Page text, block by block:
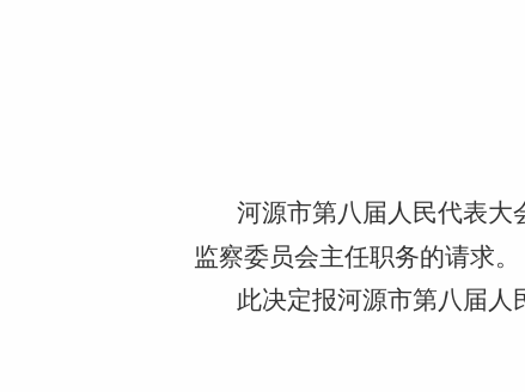
河源市第八届人民代表大
监察委员会主任职务的请求。
此决定报河源市第八届人